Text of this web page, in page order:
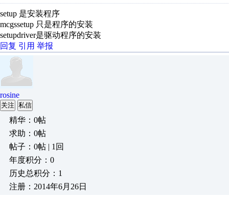
setup 是安装程序
mcgssetup 只是程序的安装
setupdriver是驱动程序的安装
回复 引用 举报
rosine
关注 私信
精华：0帖
求助：0帖
帖子：0帖 | 1回
年度积分：0
历史总积分：1
注册：2014年6月26日